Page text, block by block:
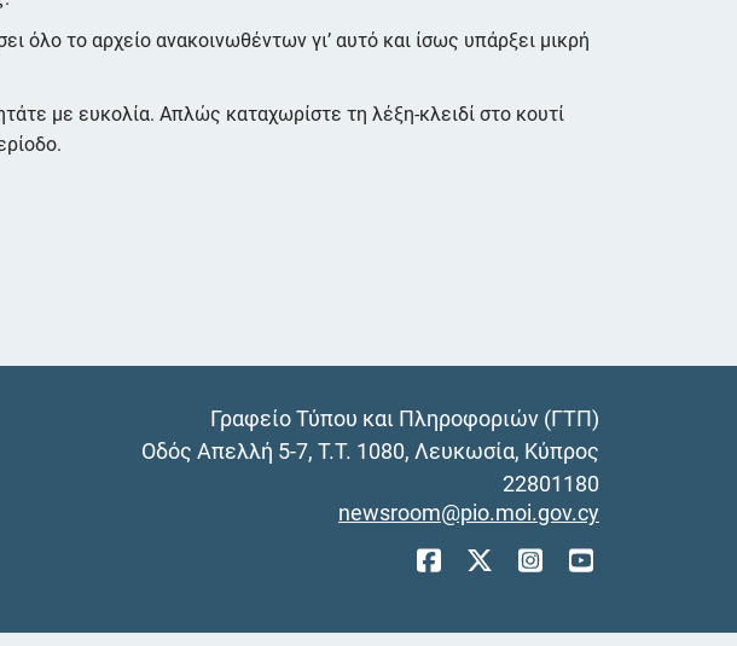
όλο το αρχείο ανακοινωθέντων γι’ αυτό και ίσως υπάρξει μικρή
με ευκολία. Απλώς καταχωρίστε τη λέξη-κλειδί στο κουτί
Γραφείο Τύπου και Πληροφοριών (ΓΤΠ)
Οδός Απελλή 5-7, Τ.Τ. 1080, Λευκωσία, Κύπρος
22801180
newsroom@pio.moi.gov.cy